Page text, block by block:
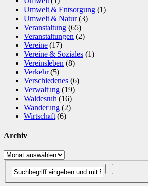
Umwelt & Entsorgung (1)
Umwelt & Natur(3)
Veranstaltung (65)
Veranstaltungen (2)
Vereine (17)
Vereine & Soziales (1)
Vereinsleben (8)
Verkehr(5)
Verschiedenes (6)
Verwaltung (19)
Waldesruh (16)
Wanderung (2)
Wirtschaft (6)
Archiv
Archiv